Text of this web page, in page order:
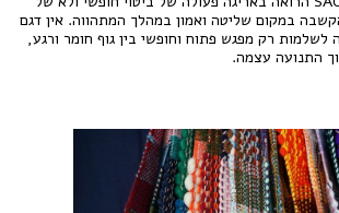
במקום שליטה ואמון במהלך המתהווה. אין דגם
לשלמות רק מפגש פתוח וחופשי בין גוף חומר ורגע,
התנועה עצמה.